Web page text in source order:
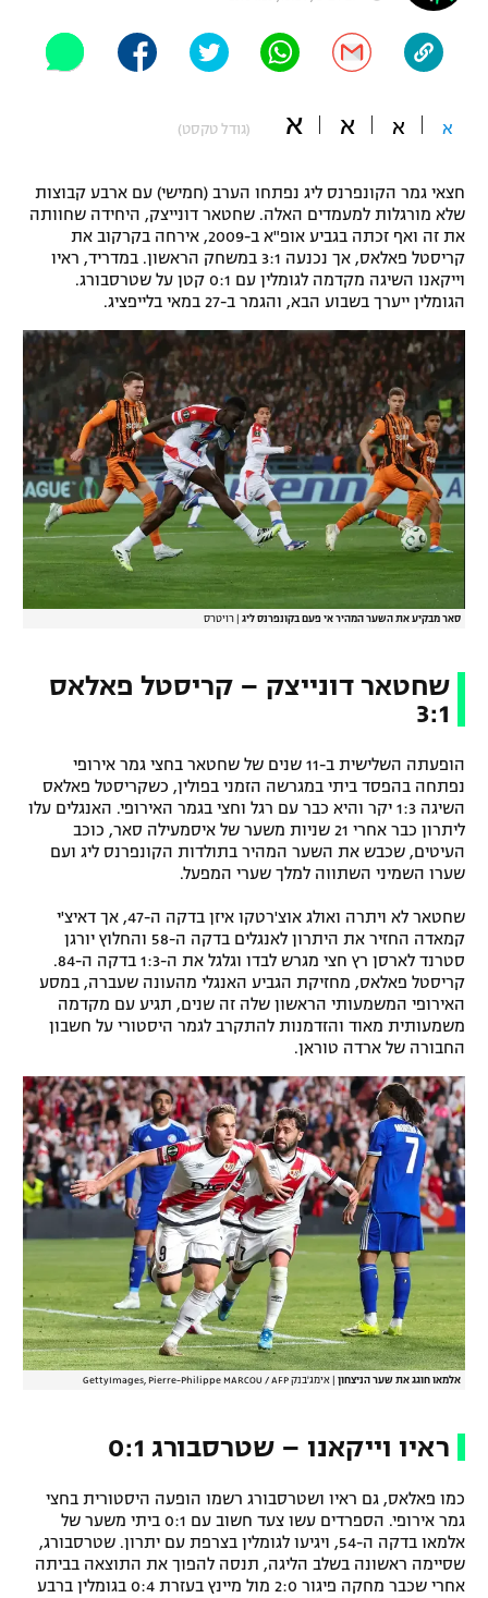
"מחצית בשכונה" – פודקאסט
תקנון עבור פעילות אלקטרה
תקנון עבור פעילות ספורט 1 – "מרלן"
גיימינג E-Sports
תנאי שימוש
מדיניות פרטיות
תקנון פעילות ספורט 1
רשיון להקרנה פומבית לבית עסק
הצטרפות לחבילת הערוצים
לוח דרושים – ג'ובנט
המגזין
אופניים
פוטבול אמריקאי NFL
בייסבול MLB
ספורט אתגרי ואקסטרים
אומנויות לחימה
גיימינג E-Sports
א א א א (גודל טקסט)
חצאי גמר הקונפרנס ליג נפתחו הערב (חמישי) עם ארבע קבוצות
שלא מורגלות למעמדים האלה. שחטאר דונייצק, היחידה שחוותה
את זה ואף זכתה בגביע אופ"א ב-2009, אירחה בקרקוב את
קריסטל פאלאס, אך נכנעה 3:1 במשחק הראשון. במדריד, ראיו
וייקאנו השיגה מקדמה לגומלין עם 0:1 קטן על שטרסבורג.
הגומלין ייערך בשבוע הבא, והגמר ב-27 במאי בלייפציג.
סאר מבקיע את השער המהיר אי פעם בקונפרנס ליג רויטרס
שחטאר דונייצק – קריסטל פאלאס
3:1
הופעתה השלישית ב-11 שנים של שחטאר בחצי גמר אירופי
נפתחה בהפסד ביתי במגרשה הזמני בפולין, כשקריסטל פאלאס
השיגה 1:3 יקר והיא כבר עם רגל וחצי בגמר האירופי. האנגלים עלו
ליתרון כבר אחרי 21 שניות משער של איסמעילה סאר, כוכב
העיטים, שכבש את השער המהיר בתולדות הקונפרנס ליג ועם
שערו השמיני השתווה למלך שערי המפעל.
שחטאר לא ויתרה ואולג אוצ'רטקו איזן בדקה ה-47, אך דאיצ'י
קמאדה החזיר את היתרון לאנגלים בדקה ה-58 והחלוץ יורגן
סטרנד לארסן רץ חצי מגרש לבדו וגלגל את ה-1:3 בדקה ה-84.
קריסטל פאלאס, מחזיקת הגביע האנגלי מהעונה שעברה, במסע
האירופי המשמעותי הראשון שלה זה שנים, תגיע עם מקדמה
משמעותית מאוד והזדמנות להתקרב לגמר היסטורי על חשבון
החבורה של ארדה טוראן.
אלמאו חוגג את שער הניצחון אימג'בנק GettyImages, Pierre-Philippe MARCOU / AFP
ראיו וייקאנו – שטרסבורג 0:1
כמו פאלאס, גם ראיו ושטרסבורג רשמו הופעה היסטורית בחצי
גמר אירופי. הספרדים עשו צעד חשוב עם 0:1 ביתי משער של
אלמאו בדקה ה-54, ויגיעו לגומלין בצרפת עם יתרון. שטרסבורג,
שסיימה ראשונה בשלב הליגה, תנסה להפוך את התוצאה בביתה
אחרי שכבר מחקה פיגור 2:0 מול מיינץ בעזרת 0:4 בגומלין ברבע